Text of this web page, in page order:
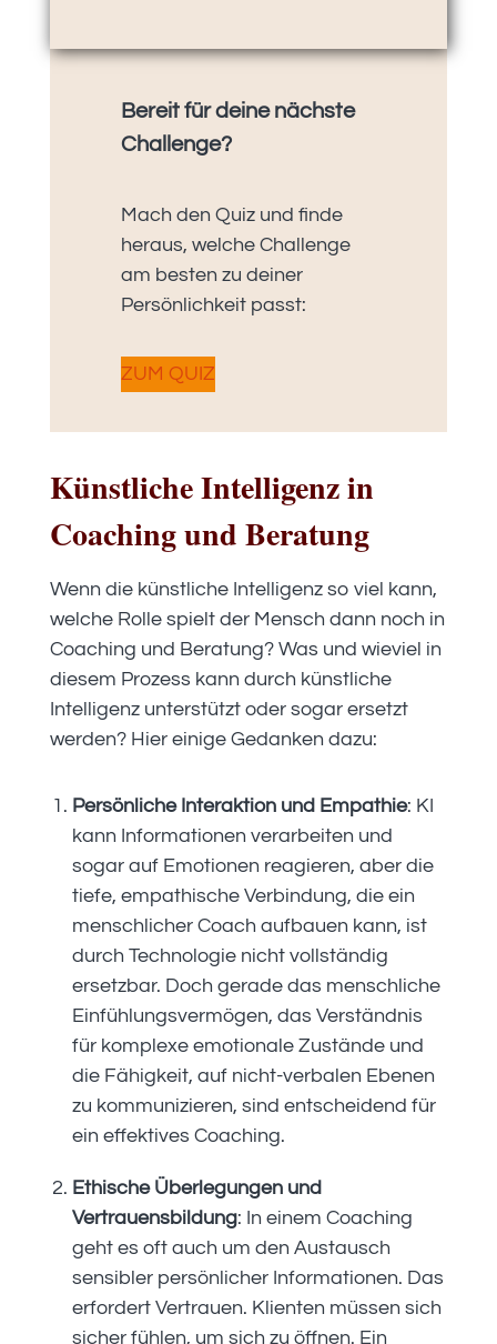
Bereit für deine nächste
Challenge?
Mach den Quiz und finde
heraus, welche Challenge
am besten zu deiner
Persönlichkeit passt:
ZUM QUIZ
Künstliche Intelligenz in
Coaching und Beratung
Wenn die künstliche Intelligenz so viel kann,
welche Rolle spielt der Mensch dann noch in
Coaching und Beratung? Was und wieviel in
diesem Prozess kann durch künstliche
Intelligenz unterstützt oder sogar ersetzt
werden? Hier einige Gedanken dazu:
Persönliche Interaktion und Empathie: KI
kann Informationen verarbeiten und
sogar auf Emotionen reagieren, aber die
tiefe, empathische Verbindung, die ein
menschlicher Coach aufbauen kann, ist
durch Technologie nicht vollständig
ersetzbar. Doch gerade das menschliche
Einfühlungsvermögen, das Verständnis
für komplexe emotionale Zustände und
die Fähigkeit, auf nicht-verbalen Ebenen
zu kommunizieren, sind entscheidend für
ein effektives Coaching.
Ethische Überlegungen und
Vertrauensbildung: In einem Coaching
geht es oft auch um den Austausch
sensibler persönlicher Informationen. Das
erfordert Vertrauen. Klienten müssen sich
sicher fühlen, um sich zu öffnen. Ein